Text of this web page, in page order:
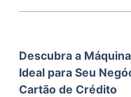
Descubra a
Ideal para Seu
Cartão de Crédito